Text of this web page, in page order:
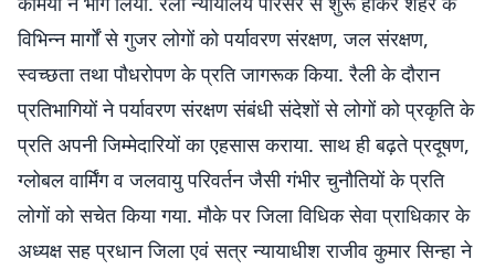
विभिन्न मार्गों से गुजर लोगों को पर्यावरण संरक्षण, जल संरक्षण,
स्वच्छता तथा पौधरोपण के प्रति जागरूक किया. रैली के दौरान
प्रतिभागियों ने पर्यावरण संरक्षण संबंधी संदेशों से लोगों को प्रकृति के
प्रति अपनी जिम्मेदारियों का एहसास कराया. साथ ही बढ़ते प्रदूषण,
ग्लोबल वार्मिंग व जलवायु परिवर्तन जैसी गंभीर चुनौतियों के प्रति
लोगों को सचेत किया गया. मौके पर जिला विधिक सेवा प्राधिकार के
अध्यक्ष सह प्रधान जिला एवं सत्र न्यायाधीश राजीव कुमार सिन्हा ने